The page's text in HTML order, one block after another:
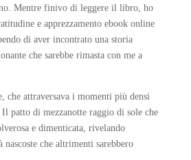
Mentre finivo di leggere il libro, ho
e apprezzamento ebook online
di aver incontrato una storia
che sarebbe rimasta con me a
che attraversava i momenti più densi
patto di mezzanotte raggio di sole che
e dimenticata, rivelando
che altrimenti sarebbero